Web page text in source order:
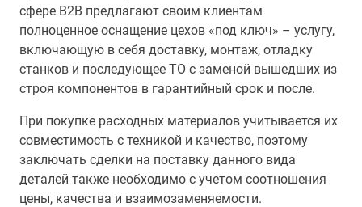
сфере В2В предлагают своим клиентам
полноценное оснащение цехов «под ключ» – услугу,
включающую в себя доставку, монтаж, отладку
станков и последующее ТО с заменой вышедших из
строя компонентов в гарантийный срок и после.
При покупке расходных материалов учитывается их
совместимость с техникой и качество, поэтому
заключать сделки на поставку данного вида
деталей также необходимо с учетом соотношения
цены, качества и взаимозаменяемости.